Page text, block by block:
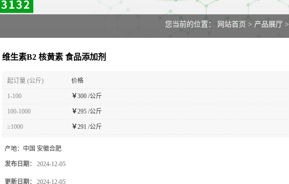
您当前的位置： 网站首页 > 产品展厅 >
维生素B2 核黄素 食品添加剂
起订量 (公斤) 价格
1-100 ￥300 /公斤
100-1000 ￥295 /公斤
≥1000 ￥291 /公斤
产地： 中国 安徽合肥
发布日期： 2024-12-05
更新日期： 2024-12-05